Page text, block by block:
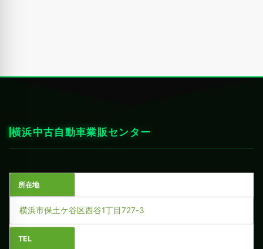
横浜中古自動車業販センター
所在地
横浜市保土ケ谷区西谷1丁目727-3
TEL